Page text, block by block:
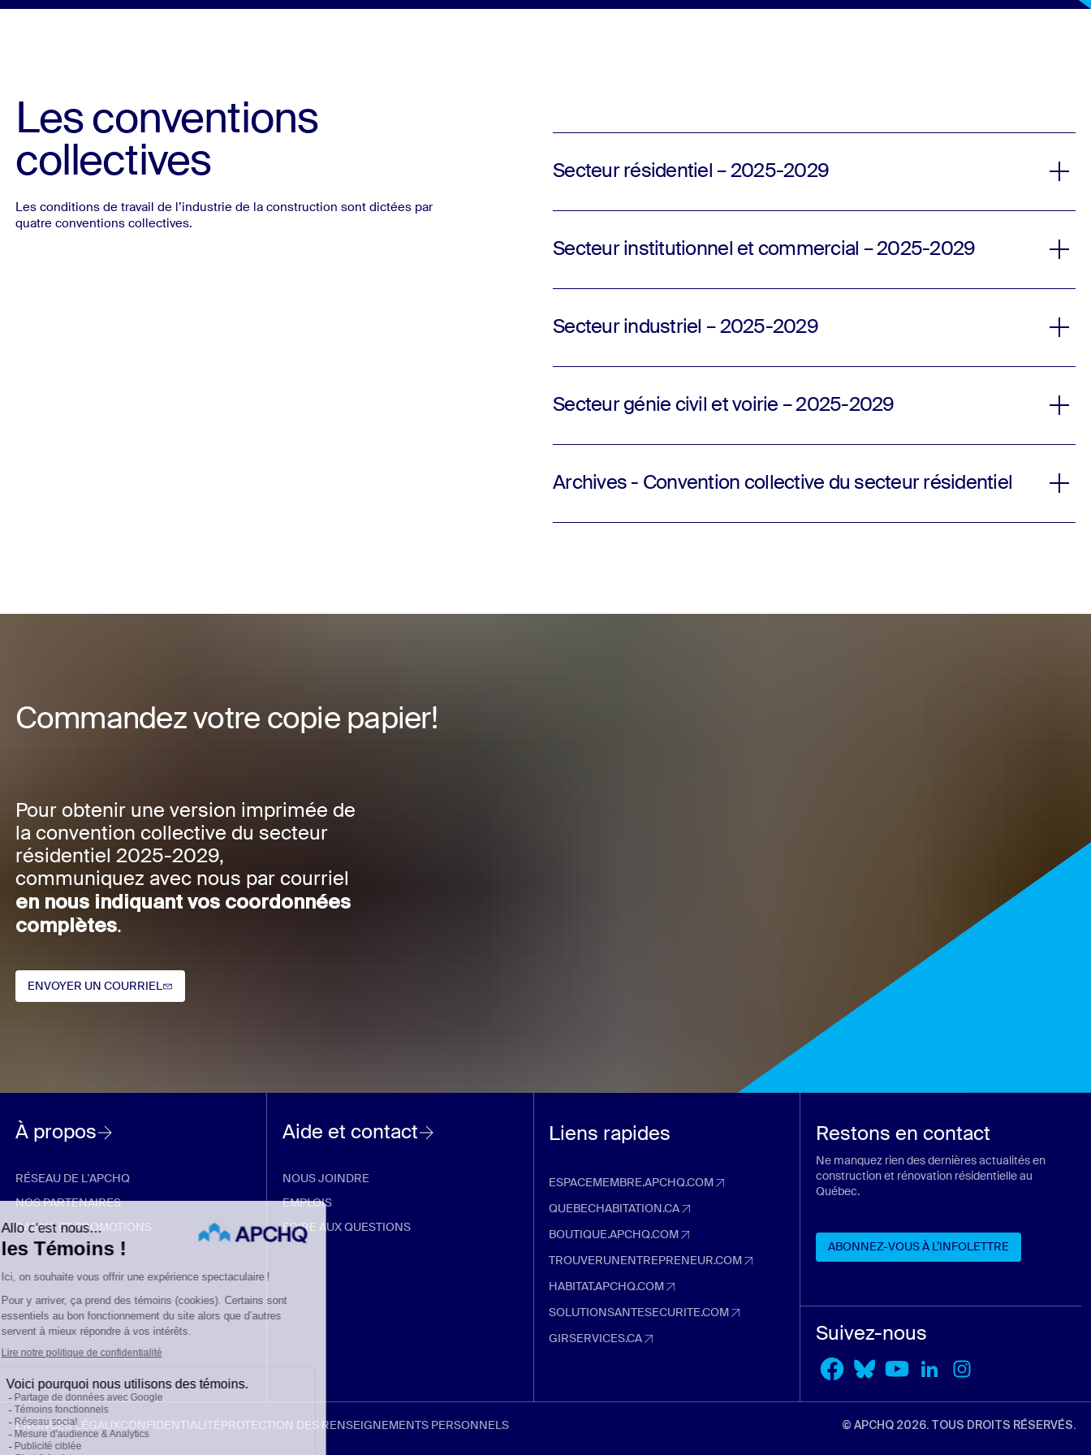
Les conventions
collectives
Les conditions de travail de l’industrie de la construction sont dictées par
quatre conventions collectives.
Secteur résidentiel – 2025-2029
Secteur institutionnel et commercial – 2025-2029
Secteur industriel – 2025-2029
Secteur génie civil et voirie – 2025-2029
Archives - Convention collective du secteur résidentiel
Commandez votre copie papier!
Pour obtenir une version imprimée de
la convention collective du secteur
résidentiel 2025-2029,
communiquez avec nous par courriel
en nous indiquant vos coordonnées
complètes.
ENVOYER UN COURRIEL
À propos
RÉSEAU DE L'APCHQ
NOS PARTENAIRES
RABAIS ET PROMOTIONS
Aide et contact
NOUS JOINDRE
EMPLOIS
FOIRE AUX QUESTIONS
Liens rapides
ESPACEMEMBRE.APCHQ.COM
espacemembre.apchq.com (Ouvre dans un nouvel onglet)
QUEBECHABITATION.CA
BOUTIQUE.APCHQ.COM
TROUVERUNENTREPRENEUR.COM
HABITAT.APCHQ.COM
SOLUTIONSANTESECURITE.COM
solutionsantesecurite.com (Ouvre dans un nouvel onglet)
GIRSERVICES.CA
Restons en contact
Ne manquez rien des dernières actualités en
construction et rénovation résidentielle au
Québec.
ABONNEZ-VOUS À L’INFOLETTRE
Suivez-nous
ÉNONCÉS LÉGAUXCONFIDENTIALITÉ PROTECTION DES RENSEIGNEMENTS PERSONNELS © APCHQ 2026. TOUS DROITS RÉSERVÉS.